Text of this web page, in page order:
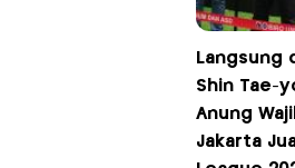
Langsung
Shin Tae-
Anung
Jakarta